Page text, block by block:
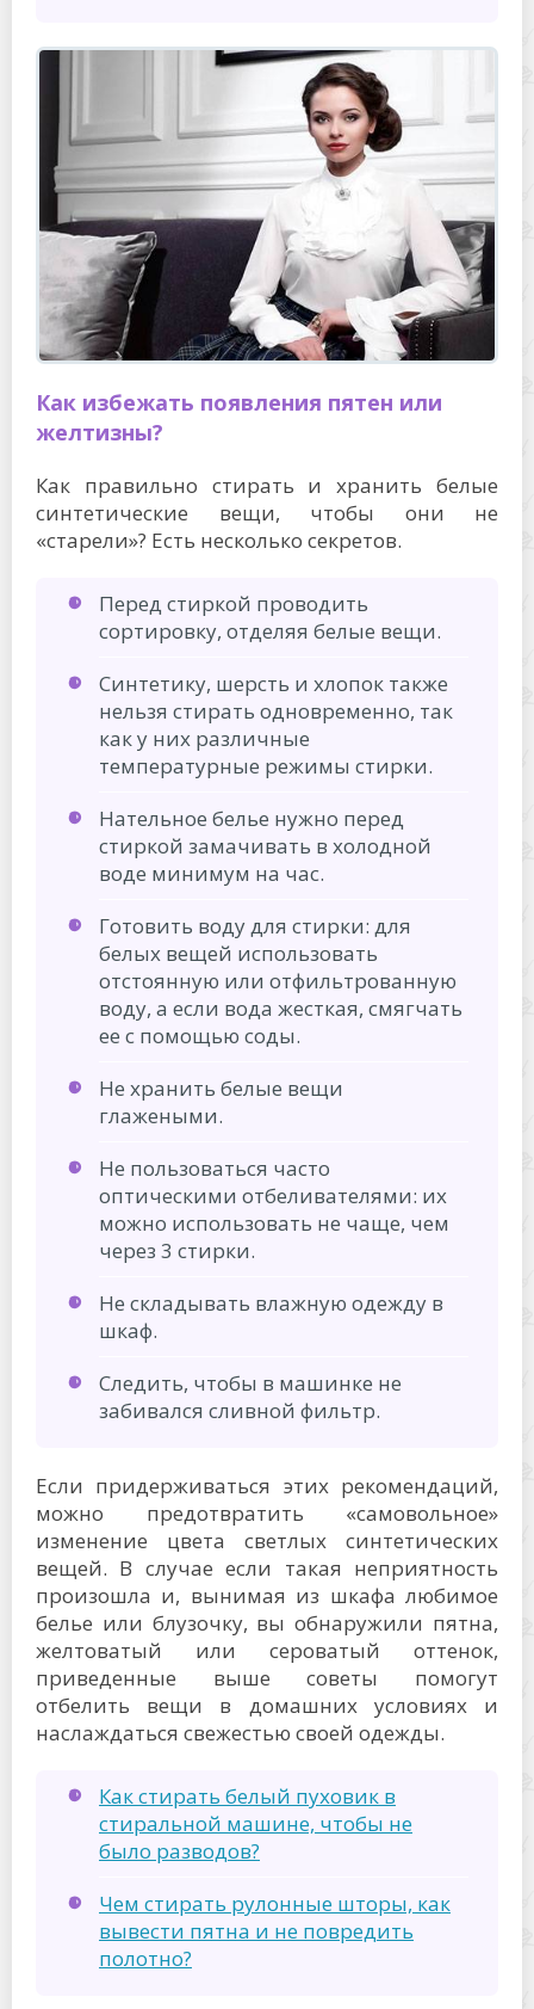
Как избежать появления пятен или
желтизны?
Как правильно стирать и хранить белые
синтетические вещи, чтобы они не
«старели»? Есть несколько секретов.
Перед стиркой проводить
сортировку, отделяя белые вещи.
Синтетику, шерсть и хлопок также
нельзя стирать одновременно, так
как у них различные
температурные режимы стирки.
Нательное белье нужно перед
стиркой замачивать в холодной
воде минимум на час.
Готовить воду для стирки: для
белых вещей использовать
отстоянную или отфильтрованную
воду, а если вода жесткая, смягчать
ее с помощью соды.
Не хранить белые вещи
глажеными.
Не пользоваться часто
оптическими отбеливателями: их
можно использовать не чаще, чем
через 3 стирки.
Не складывать влажную одежду в
шкаф.
Следить, чтобы в машинке не
забивался сливной фильтр.
Если придерживаться этих рекомендаций,
можно предотвратить «самовольное»
изменение цвета светлых синтетических
вещей. В случае если такая неприятность
произошла и, вынимая из шкафа любимое
белье или блузочку, вы обнаружили пятна,
желтоватый или сероватый оттенок,
приведенные выше советы помогут
отбелить вещи в домашних условиях и
наслаждаться свежестью своей одежды.
Как стирать белый пуховик в
стиральной машине, чтобы не
было разводов?
Чем стирать рулонные шторы, как
вывести пятна и не повредить
полотно?